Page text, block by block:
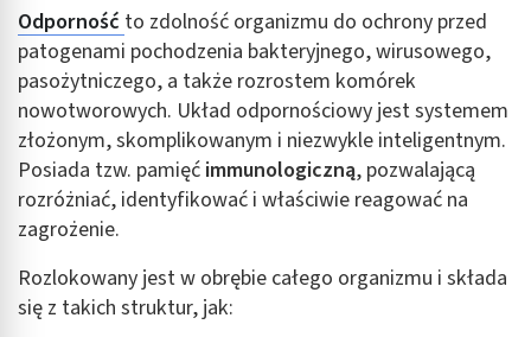
Odporność to zdolność organizmu do ochrony przed
patogenami pochodzenia bakteryjnego, wirusowego,
pasożytniczego, a także rozrostem komórek
nowotworowych. Układ odpornościowy jest systemem
złożonym, skomplikowanym i niezwykle inteligentnym.
Posiada tzw. pamięć immunologiczną, pozwalającą
rozróżniać, identyfikować i właściwie reagować na
zagrożenie.
Rozlokowany jest w obrębie całego organizmu i składa
się z takich struktur, jak: